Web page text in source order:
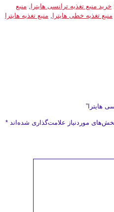
خرید منبع تغذیه ترانسی هایترا , منبع
منبع تغذیه خطی هایترا , منبع تغذیه هایترا
موردنیاز علامت‌گذاری شده‌اند *